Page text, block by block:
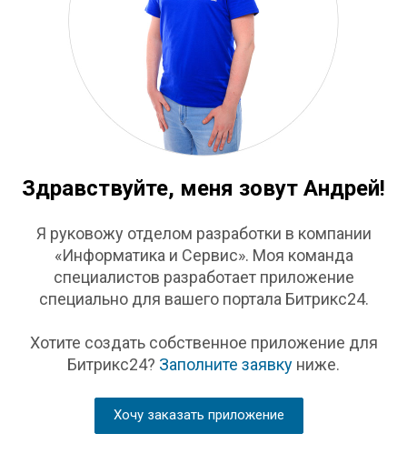
Здравствуйте, меня зовут Андрей!
Я руковожу отделом разработки в компании
«Информатика и Сервис». Моя команда
специалистов разработает приложение
специально для вашего портала Битрикс24.
Хотите создать собственное приложение для
Битрикс24? Заполните заявку ниже.
Хочу заказать приложение